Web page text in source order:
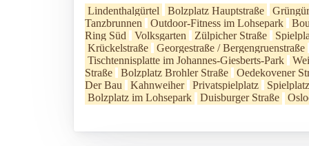
Lindenthalgürtel Bolzplatz Hauptstraße
Tanzbrunnen
Outdoor-Fitness im Lohsepark
Ring Süd
Volksgarten Zülpicher Straße
Krückelstraße
Georgestraße / Bergengruenstraße
Tischtennisplatte im Johannes-Giesberts-Park
Straße
Bolzplatz Brohler Straße
Oedekovener
Der Bau
Kahnweiher Privatspielplatz
Bolzplatz im Lohsepark
Duisburger Straße